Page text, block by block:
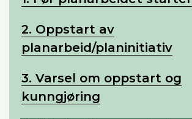
2. Oppstart av
planarbeid/planinitiativ
3. Varsel om oppstart og
kunngjøring